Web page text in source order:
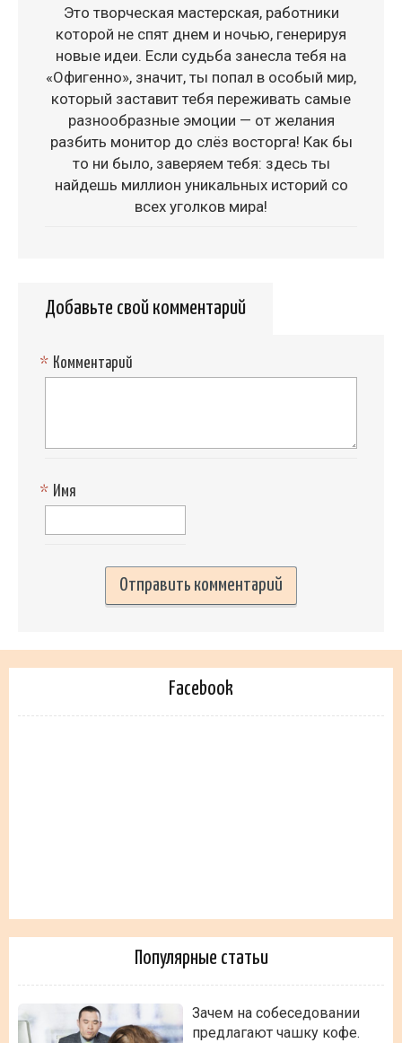
Это творческая мастерская, работники
которой не спят днем и ночью, генерируя
новые идеи. Если судьба занесла тебя на
«Офигенно», значит, ты попал в особый мир,
который заставит тебя переживать самые
разнообразные эмоции — от желания
разбить монитор до слёз восторга! Как бы
то ни было, заверяем тебя: здесь ты
найдешь миллион уникальных историй со
всех уголков мира!
Добавьте свой комментарий
Комментарий
*
Имя
*
Facebook
Популярные статьи
Зачем на собеседовании
предлагают чашку кофе.